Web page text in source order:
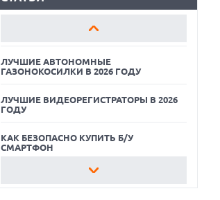
КАК БЕЗОПАСНО КУПИТЬ Б/У
ЛУЧШИЕ АВТОНОМНЫЕ
ГАЗОНОКОСИЛКИ В 2026 ГОДУ
ЛУЧШИЕ ВИДЕОРЕГИСТРАТОРЫ В 2026
ГОДУ
КАК БЕЗОПАСНО КУПИТЬ Б/У
СМАРТФОН
ЛУЧШИЕ АВТОНОМНЫЕ